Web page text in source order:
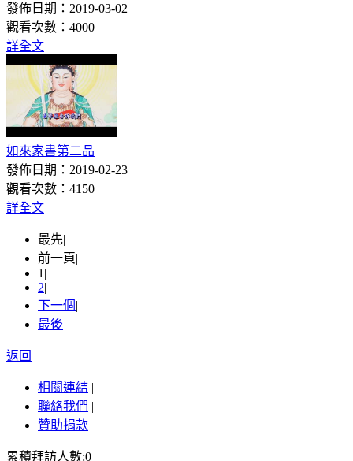
發佈日期：2019-03-02
觀看次數：4000
詳全文
如來家書第二品
發佈日期：2019-02-23
觀看次數：4150
詳全文
最先|
前一頁|
1 |
2|
下一個|
最後
返回
相關連結 |
聯絡我們 |
贊助捐款
累積拜訪人數:0